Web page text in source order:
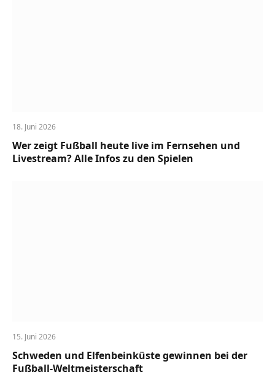
18. Juni 2026
Wer zeigt Fußball heute live im Fernsehen und
Livestream? Alle Infos zu den Spielen
15. Juni 2026
Schweden und Elfenbeinküste gewinnen bei der
Fußball-Weltmeisterschaft